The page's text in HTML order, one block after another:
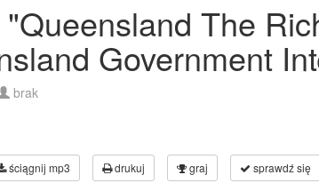
The
Government
brak
ściągnij mp3 drukuj graj sprawdź się